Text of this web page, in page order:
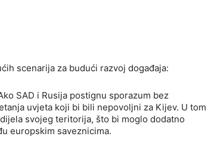
scenarija za budući razvoj događaja:
SAD i Rusija postignu sporazum bez
uvjeta koji bi bili nepovoljni za Kijev. U tom
svojeg teritorija, što bi moglo dodatno
europskim saveznicima.